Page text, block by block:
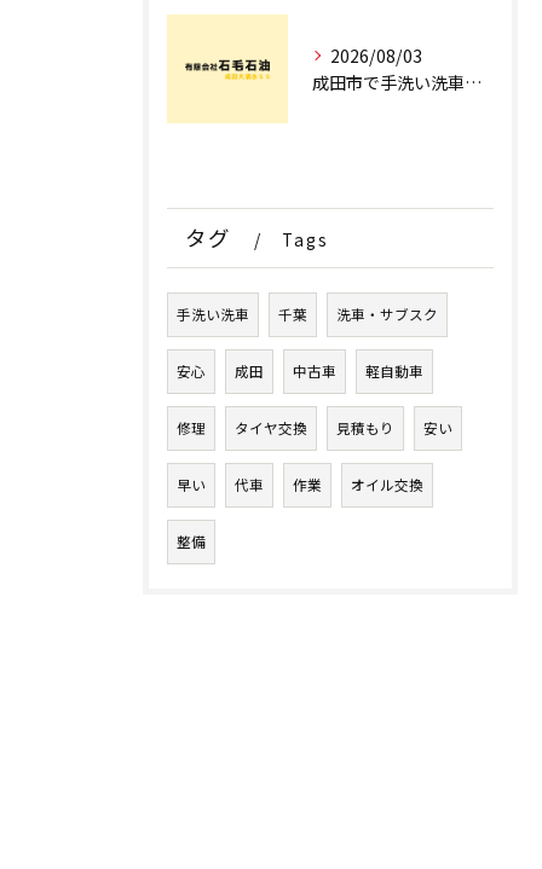
2026/08/03
成田市で手洗い洗車ならどこ？現場を知るプロが明かす「失敗しない専門店選び」のポイント
タグ Tags
手洗い洗車 千葉 洗車・サブスク
安心 成田 中古車 軽自動車
修理 タイヤ交換 見積もり 安い
早い 代車 作業 オイル交換
整備